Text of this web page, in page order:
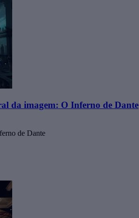
da imagem: O Inferno de Dante
de Dante